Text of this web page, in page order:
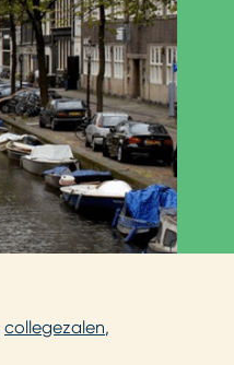
collegezalen,